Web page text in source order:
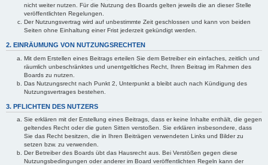
nicht weiter nutzen. Für die Nutzung des Boards gelten jeweils die an dieser Stelle
veröffentlichten Regelungen.
Der Nutzungsvertrag wird auf unbestimmte Zeit geschlossen und kann von beiden
Seiten ohne Einhaltung einer Frist jederzeit gekündigt werden.
2. EINRÄUMUNG VON NUTZUNGSRECHTEN
Mit dem Erstellen eines Beitrags erteilen Sie dem Betreiber ein einfaches, zeitlich und
räumlich unbeschränktes und unentgeltliches Recht, Ihren Beitrag im Rahmen des
Boards zu nutzen.
Das Nutzungsrecht nach Punkt 2, Unterpunkt a bleibt auch nach Kündigung des
Nutzungsvertrages bestehen.
3. PFLICHTEN DES NUTZERS
Sie erklären mit der Erstellung eines Beitrags, dass er keine Inhalte enthält, die gegen
geltendes Recht oder die guten Sitten verstoßen. Sie erklären insbesondere, dass
Sie das Recht besitzen, die in Ihren Beiträgen verwendeten Links und Bilder zu
setzen bzw. zu verwenden.
Der Betreiber des Boards übt das Hausrecht aus. Bei Verstößen gegen diese
Nutzungsbedingungen oder anderer im Board veröffentlichten Regeln kann der